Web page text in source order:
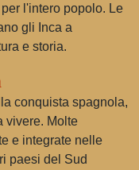
l'intero popolo. Le
gli Inca a
e storia.
conquista spagnola,
vivere. Molte
e integrate nelle
paesi del Sud